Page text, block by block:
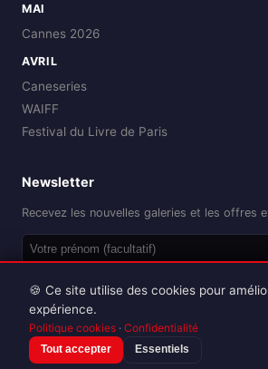
MAI
Cannes 2026
AVRIL
Caneseries
WAIFF
Festival du Livre de Paris
Newsletter
Recevez les nouvelles galeries et les offres
Reproduction interdite sans
🍪 Ce site utilise des cookies pour
expérience.
Politique cookies · Confidentialité
Tout accepter Essentiels